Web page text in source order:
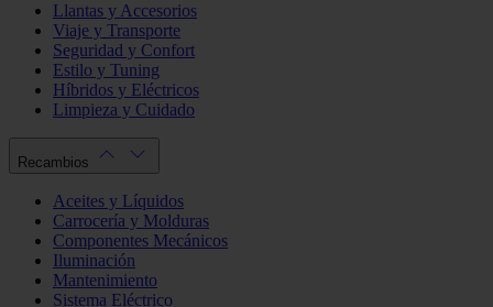
Llantas y Accesorios
Viaje y Transporte
Seguridad y Confort
Estilo y Tuning
Híbridos y Eléctricos
Limpieza y Cuidado
Recambios
Aceites y Líquidos
Carrocería y Molduras
Componentes Mecánicos
Iluminación
Mantenimiento
Sistema Eléctrico